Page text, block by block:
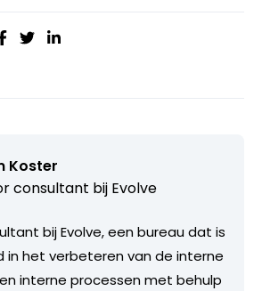
Koster
consultant bij Evolve
bij Evolve, een bureau dat is
in het verbeteren van de interne
interne processen met behulp